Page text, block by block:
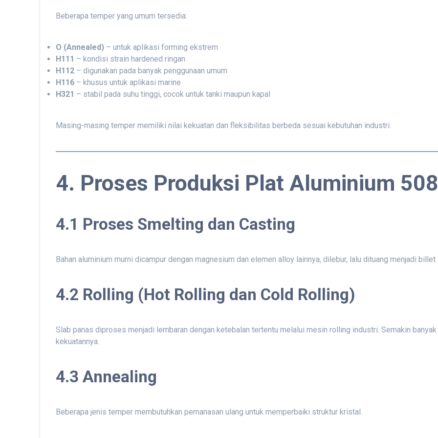
Beberapa temper yang umum tersedia:
O (Annealed) – untuk aplikasi forming ekstrem
H111 – kondisi strain hardened ringan
H112 – digunakan pada banyak penggunaan umum
H116 – khusus untuk aplikasi marine
H321 – stabil pada suhu tinggi, cocok untuk tanki maupun kapal
Masing-masing temper memiliki nilai kekuatan dan fleksibilitas berbeda sesuai kebutuhan industri.
4. Proses Produksi Plat Aluminium
4.1 Proses Smelting dan Casting
Bahan aluminium murni dicampur dengan magnesium dan elemen alloy lainnya, dilebur, lalu dituang menjadi billet
4.2 Rolling (Hot Rolling dan Cold Rolling)
Slab panas diproses menjadi lembaran dengan ketebalan tertentu melalui mesin rolling industri. Semakin
kekuatannya.
4.3 Annealing
Beberapa jenis temper membutuhkan pemanasan ulang untuk memperbaiki struktur kristal.